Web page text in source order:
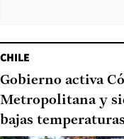
CHILE
Gobierno activa
Metropolitana y
bajas temperaturas